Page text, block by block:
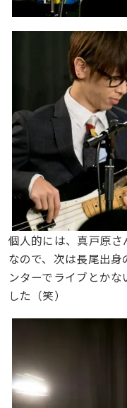
個人的には、真戸原
なので、次は長尾出
ンターでライブとか
した（笑）